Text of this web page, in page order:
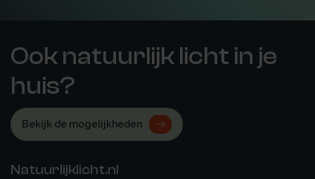
Ook natuurlijk licht in je
huis?
Bekijk de mogelijkheden
Natuurlijklicht.nl